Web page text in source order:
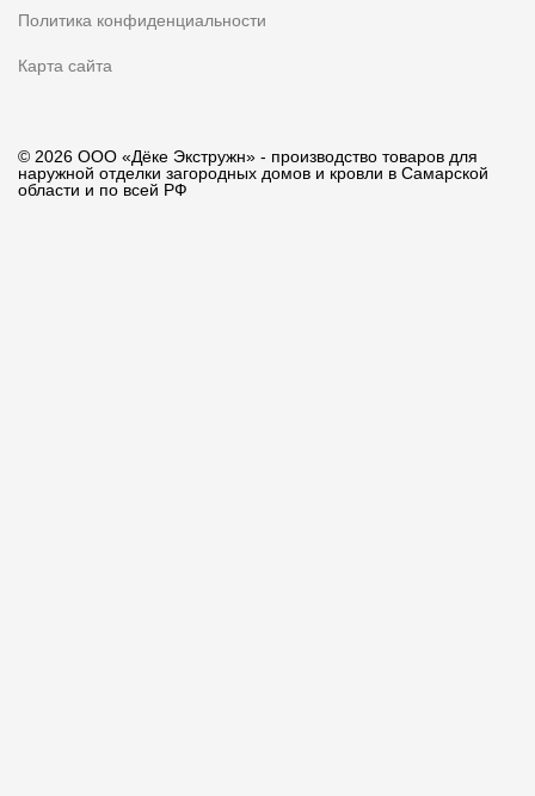
Политика конфиденциальности
Карта сайта
© 2026 ООО «Дёке Экстружн» - производство товаров для
наружной отделки загородных домов и кровли в Самарской
области и по всей РФ